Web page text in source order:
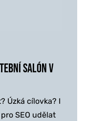
SALÓN V
Úzká cílovka? I
SEO udělat